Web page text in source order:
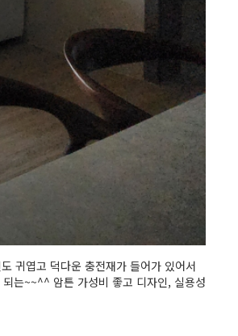
귀엽고 덕다운 충전재가 들어가 있어서
는~~^^ 암튼 가성비 좋고 디자인, 실용성